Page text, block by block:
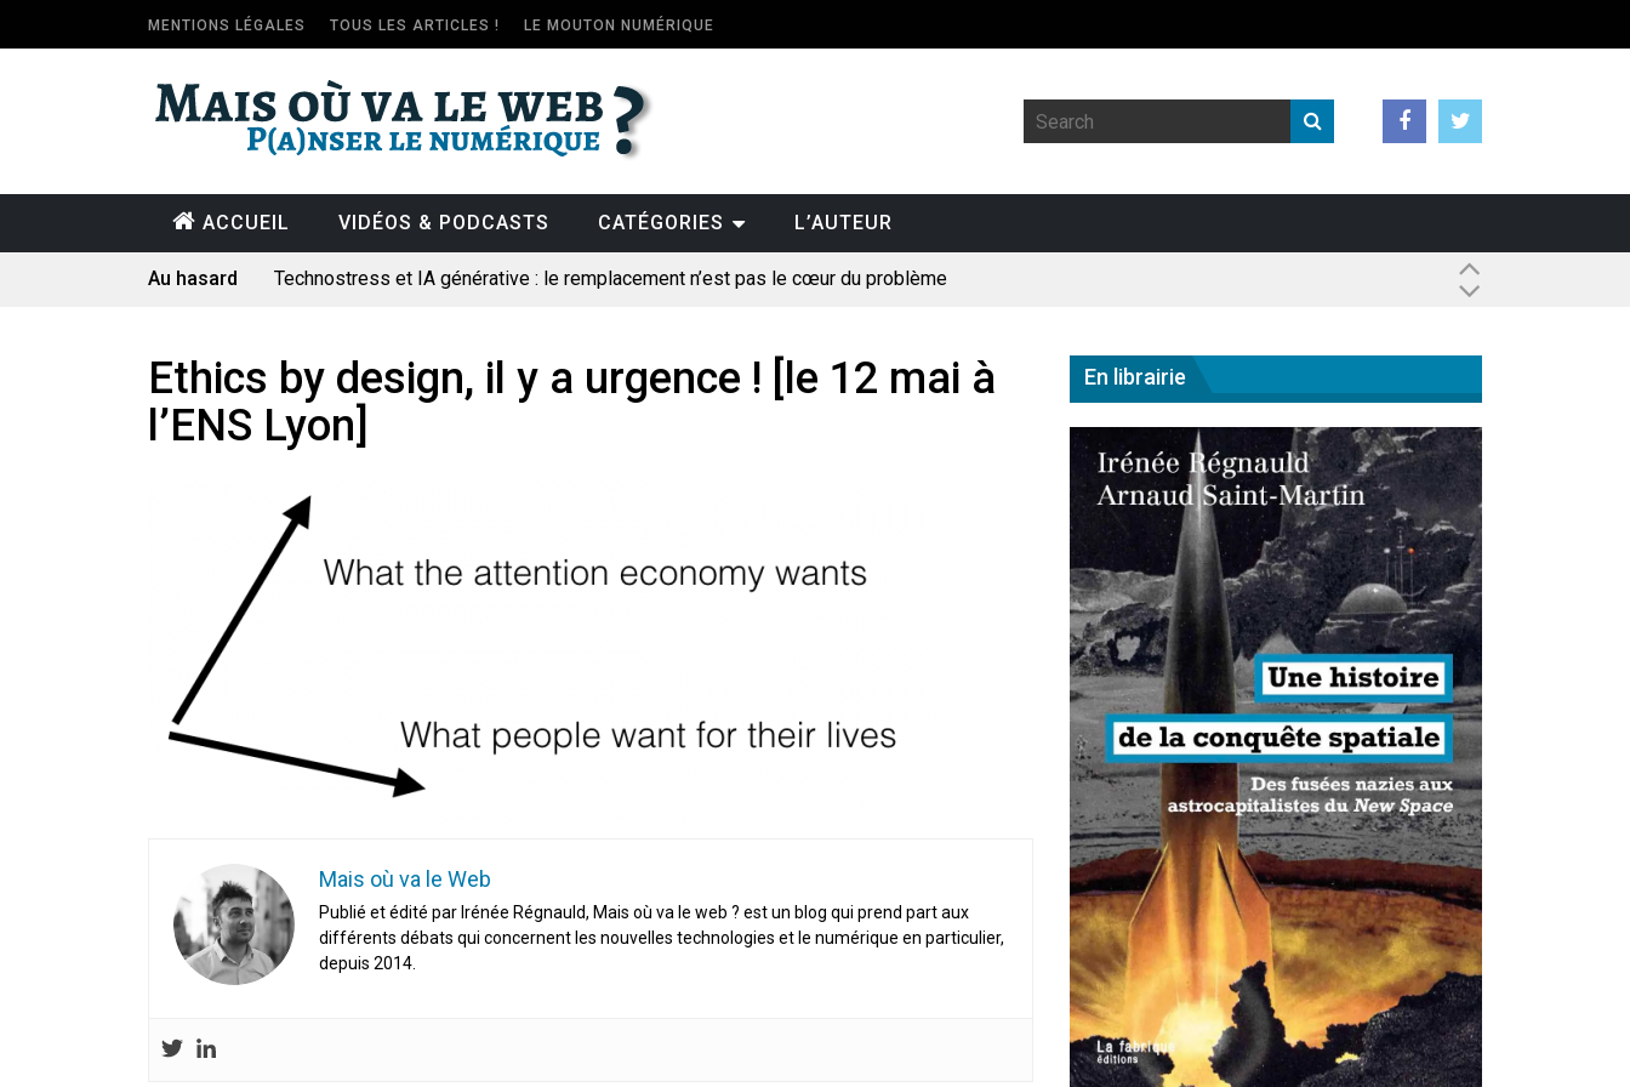
MENTIONS LÉGALES TOUS LES ARTICLES ! LE MOUTON NUMÉRIQUE
ACCUEIL VIDÉOS & PODCASTS CATÉGORIES L’AUTEUR
Au hasard
Technostress et IA générative : le remplacement n’est pas le cœur du problème
Le consultant : une lecture sociologique
Artemis II : objectif nul
Quand Mistral veut moraliser le pillage
Les syndicats, (tout) contre l’IA
En Seine-et-Marne, le projet de Campus IA doit sortir des champs : « On impose et copie le gigantisme états-
unien »
Ethics by design, il y a urgence ! [le 12 mai à
l’ENS Lyon]
Mais où va le Web
Publié et édité par Irénée Régnauld, Mais où va le web ? est un blog qui prend part aux
différents débats qui concernent les nouvelles technologies et le numérique en particulier,
depuis 2014.
En librairie